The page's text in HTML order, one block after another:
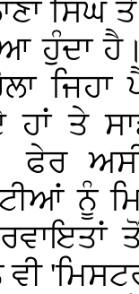
ਸਿੰਘ
ਹੁੰਦਾ
ਜਿਹਾ
ਹਾਂ ਤੇ
ਫੇਰ
ਨੂੰ
ਵੀ